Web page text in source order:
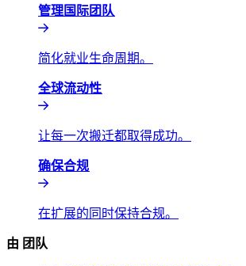
管理国际团队​​
简化就业生命周期。​​
全球流动性​​
让每一次搬迁都取得成功。​​
确保合规​​
在扩展的同时保持合规。​​
由 团队​​